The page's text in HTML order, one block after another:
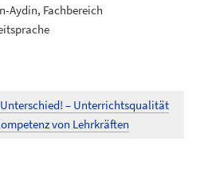
Aydin, Fachbereich
– Unterrichtsqualität
von Lehrkräften